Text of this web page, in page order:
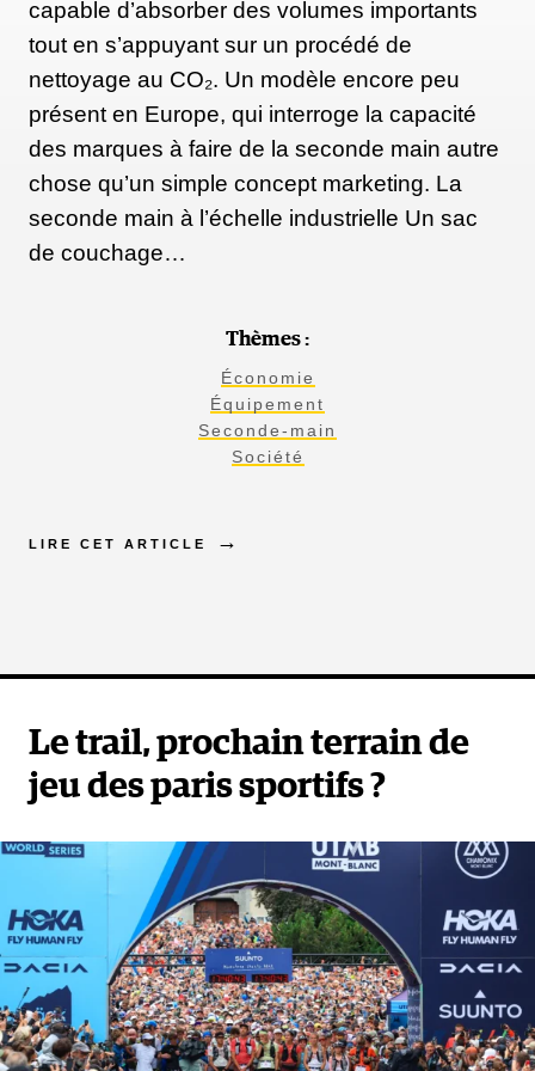
capable d’absorber des volumes importants
tout en s’appuyant sur un procédé de
nettoyage au CO₂. Un modèle encore peu
présent en Europe, qui interroge la capacité
des marques à faire de la seconde main autre
chose qu’un simple concept marketing. La
seconde main à l’échelle industrielle Un sac
de couchage…
Thèmes :
Économie
Équipement
Seconde-main
Société
LIRE CET ARTICLE
Le trail, prochain terrain de
jeu des paris sportifs ?